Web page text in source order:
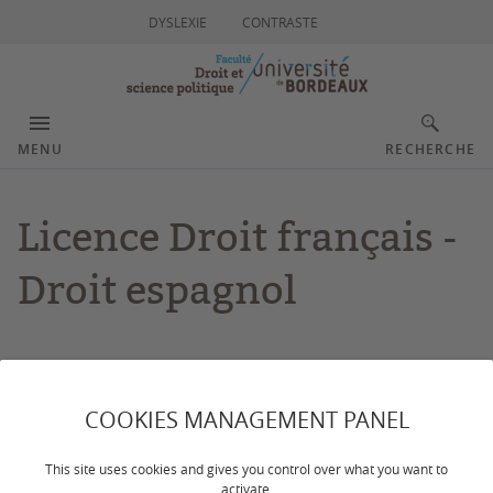
COOKIES MANAGEMENT PANEL
This site uses cookies and gives you control over what you want to
activate.
DYSLEXIE CONTRASTE
MENU RECHERCHE
Licence Droit français -
Droit espagnol
CONTACTS